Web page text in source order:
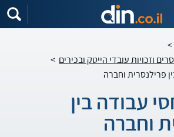
>
וזכויות עובדי הייטק ובכירים >
פרילנסרית וחברה
עבודה בין
וחברה